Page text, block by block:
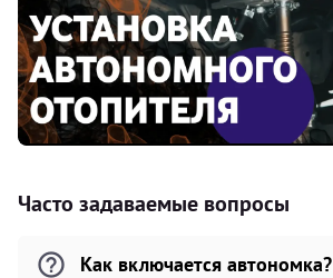
Часто задаваемые вопросы
Как включается автономка?